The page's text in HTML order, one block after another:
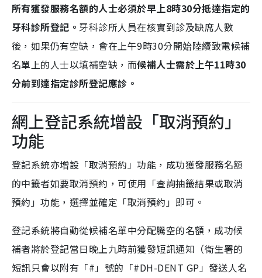
所有獲發服務名額的人士必須於早上8時30分抵達指定的
牙科診所登記。 牙科診所人員在核實到診及缺席人數
後，如果仍有空缺，會在上午9時30分開始陸續致電候補
名單上的人士以填補空缺，而候補人士需於上午11時30
分前到達指定診所登記應診。
網上登記系統增設「取消預約」
功能
登記系統亦增設「取消預約」功能，成功獲發服務名額
的中籤者如要取消預約，可使用「查詢抽籤結果或取消
預約」功能，選擇並確定「取消預約」即可。
登記系統將自動從候補名單中分配騰空的名額，成功候
補者將於登記當日晚上九時前獲發短訊通知（衞生署的
短訊只會以附有「#」號的「#DH-DENT GP」發送人名